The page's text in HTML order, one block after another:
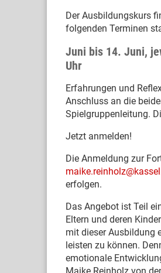
Der Ausbildungskurs
folgenden Terminen
Juni bis 14. Juni,
Uhr
Erfahrungen und
Anschluss an die
Spielgruppenleitung.
Jetzt anmelden!
Die Anmeldung zur
erfolgen.
Das Angebot ist Teil
Eltern und deren
mit dieser Ausbildung
leisten zu können.
emotionale